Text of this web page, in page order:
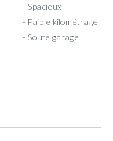
- Spacieux
- Faible kilométrage
- Soute garage